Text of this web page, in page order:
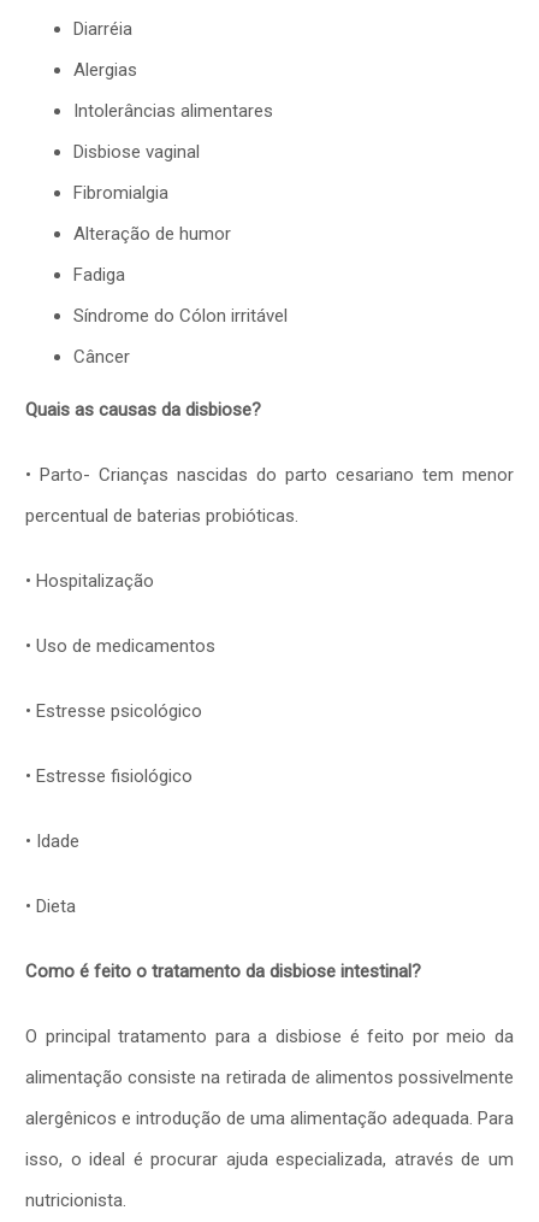
Diarréia
Alergias
Intolerâncias alimentares
Disbiose vaginal
Fibromialgia
Alteração de humor
Fadiga
Síndrome do Cólon irritável
Câncer
Quais as causas da disbiose?
• Parto- Crianças nascidas do parto cesariano tem menor
percentual de baterias probióticas.
• Hospitalização
• Uso de medicamentos
• Estresse psicológico
• Estresse fisiológico
• Idade
• Dieta
Como é feito o tratamento da disbiose intestinal?
O principal tratamento para a disbiose é feito por meio da
alimentação consiste na retirada de alimentos possivelmente
alergênicos e introdução de uma alimentação adequada. Para
isso, o ideal é procurar ajuda especializada, através de um
nutricionista.